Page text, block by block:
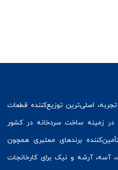
با 13 سال تجربه، اصلی‌ترین توزیع‌کننده قطعات
زمینه ساخت سردخانه در کشور
برندهای معتبری همچون
آسه، آرشه و نیک برای کارخانجات